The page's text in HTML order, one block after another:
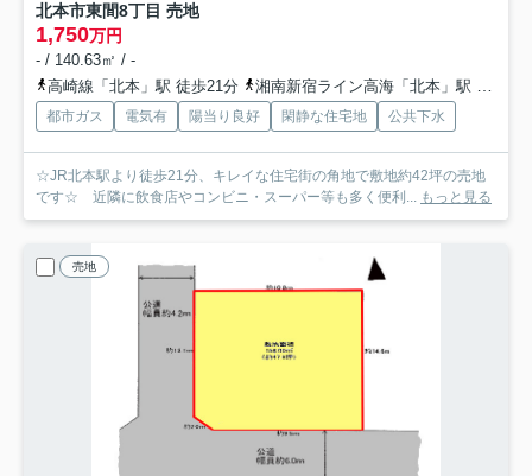
北本市東間8丁目 売地
1,750万円
- / 140.63㎡ / -
高崎線「北本」駅 徒歩21分
湘南新宿ライン高海「北本」駅 徒歩21分
都市ガス 電気有 陽当り良好 閑静な住宅地 公共下水
☆JR北本駅より徒歩21分、キレイな住宅街の角地で敷地約42坪の売地
です☆ 近隣に飲食店やコンビニ・スーパー等も多く便利... もっと見る
売地